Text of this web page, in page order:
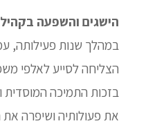
הישגים והשפעה
במהלך שנות פעילותה,
הצליחה לסייע לאלפי
בזכות התמיכה המוסדית
את פעולותיה ושיפרה